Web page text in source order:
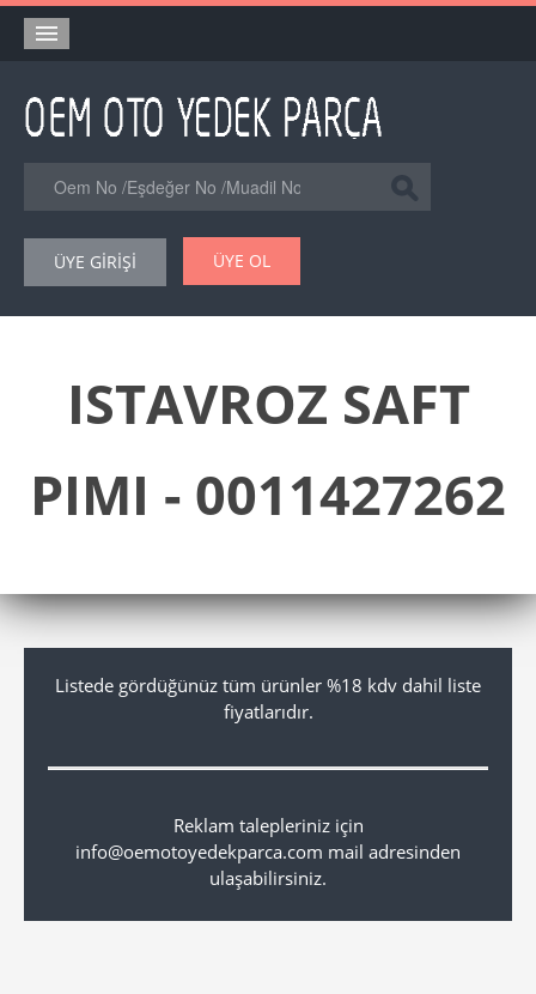
Orjinal Yedek Parça
Eşdeğer Muadil Yedek Parça
Şase Numarası VIN Yedekparça Sorgulama
Hakkımızda
Forum
ÜYE GİRİŞİ ÜYE OL
ISTAVROZ SAFT
PIMI - 0011427262
Listede gördüğünüz tüm ürünler %18 kdv dahil liste
fiyatlarıdır.
Reklam talepleriniz için
info@oemotoyedekparca.com mail adresinden
ulaşabilirsiniz.